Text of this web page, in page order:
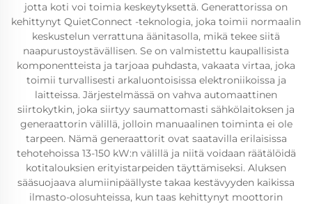
jotta koti voi toimia keskeytyksettä. Generattorissa on
kehittynyt QuietConnect -teknologia, joka toimii normaalin
keskustelun verrattuna äänitasolla, mikä tekee siitä
naapurustoystävällisen. Se on valmistettu kaupallisista
komponentteista ja tarjoaa puhdasta, vakaata virtaa, joka
toimii turvallisesti arkaluontoisissa elektroniikoissa ja
laitteissa. Järjestelmässä on vahva automaattinen
siirtokytkin, joka siirtyy saumattomasti sähkölaitoksen ja
generaattorin välillä, jolloin manuaalinen toiminta ei ole
tarpeen. Nämä generaattorit ovat saatavilla erilaisissa
tehotehoissa 13-150 kW:n välillä ja niitä voidaan räätälöidä
kotitalouksien erityistarpeiden täyttämiseksi. Aluksen
sääsuojaava alumiinipäällyste takaa kestävyyden kaikissa
ilmasto-olosuhteissa, kun taas kehittynyt moottorin